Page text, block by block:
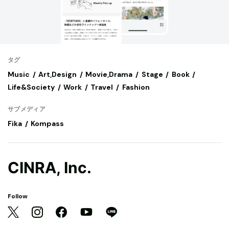
タグ
Music Art,Design Movie,Drama Stage
Book
Life&Society
Work Travel Fashion
サブメディア
Fika Kompass
CINRA, Inc.
Follow